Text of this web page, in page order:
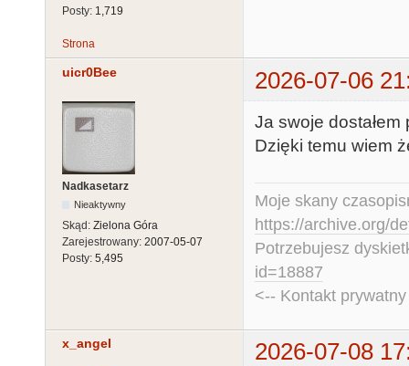
Posty: 1,719
Strona
uicr0Bee 2026-07-06
Nadkasetarz
Nieaktywny
Skąd: Zielona Góra
Zarejestrowany: 2007-05-07
Posty: 5,495
Ja swoje
Dzięki temu wiem
Moje skany
https://archive.org/
Potrzebujesz
id=18887
<-- Kontakt
x_angel 2026-07-08